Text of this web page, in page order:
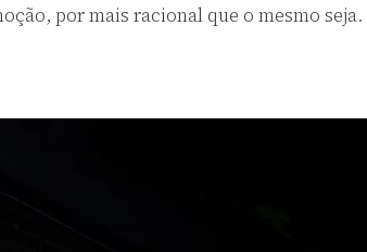
por mais racional que o mesmo seja.